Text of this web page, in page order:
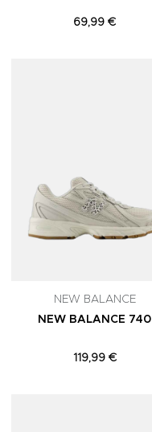
69,99 €
NEW BALANCE
NEW BALANCE 740
119,99 €